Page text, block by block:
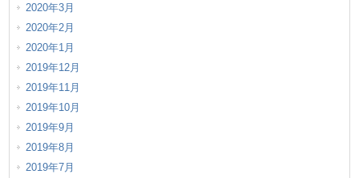
2020年3月
2020年2月
2020年1月
2019年12月
2019年11月
2019年10月
2019年9月
2019年8月
2019年7月